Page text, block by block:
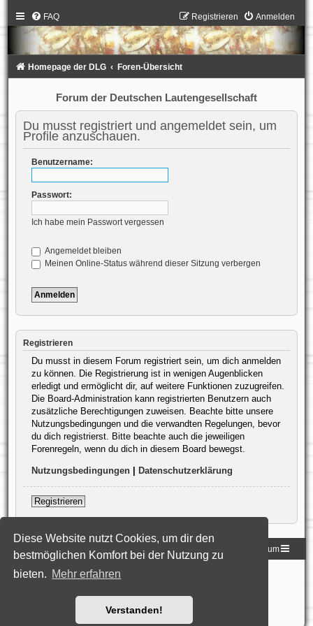
Diese Website nutzt Cookies, um dir den
bestmöglichen Komfort bei der Nutzung zu
bieten. Mehr erfahren
Verstanden!
FAQ Anmelden
Registrieren
Homepage der DLG Foren-Übersicht
Forum der Deutschen Lautengesellschaft
Du musst registriert und angemeldet sein, um
Profile anzuschauen.
Benutzername:
Passwort:
Ich habe mein Passwort vergessen
Angemeldet bleiben
Meinen Online-Status während dieser Sitzung verbergen
Registrieren
Du musst in diesem Forum registriert sein, um dich anmelden
zu können. Die Registrierung ist in wenigen Augenblicken
erledigt und ermöglicht dir, auf weitere Funktionen zuzugreifen.
Die Board-Administration kann registrierten Benutzern auch
zusätzliche Berechtigungen zuweisen. Beachte bitte unsere
Nutzungsbedingungen und die verwandten Regelungen, bevor
du dich registrierst. Bitte beachte auch die jeweiligen
Forenregeln, wenn du dich in diesem Board bewegst.
Nutzungsbedingungen| Datenschutzerklärung
Registrieren
Homepage der DLG Foren-Übersicht Impressum
Powered byphpBB® Forum Software © phpBB Limited
Style: Black-Silver-Split by Joyce&LunaphpBB-Style-Design
Nutzungsbedingungen